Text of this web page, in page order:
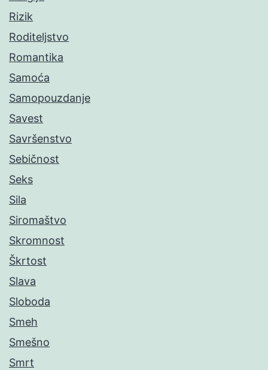
Rizik
Roditeljstvo
Romantika
Samoća
Samopouzdanje
Savest
Savršenstvo
Sebičnost
Seks
Sila
Siromaštvo
Skromnost
Škrtost
Slava
Sloboda
Smeh
Smešno
Smrt